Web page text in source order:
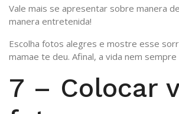
Vale mais se apresentar sobre manera
manera entretenida!
Escolha fotos alegres e mostre esse
mamae te deu. Afinal, a vida nem sempre
7 – Colocar